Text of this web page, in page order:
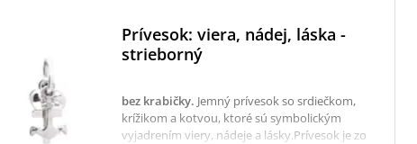
Prívesok: viera, nádej, láska -
strieborný
bez krabičky. Jemný prívesok so srdiečkom,
krížikom a kotvou, ktoré sú symbolickým
vyjadrením viery, nádeje a lásky.Prívesok je zo